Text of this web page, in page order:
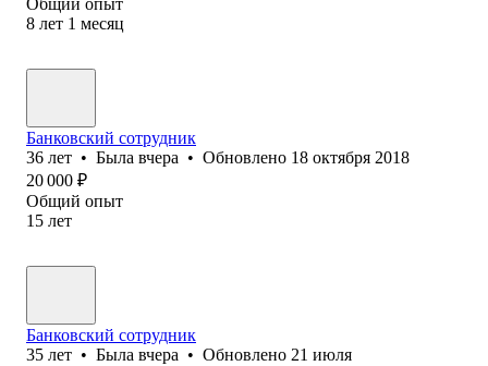
8 лет 1 месяц
Банковский сотрудник
36 лет • Была вчера • Обновлено 18 октября 2018
20 000 ₽
Общий опыт
15 лет
Банковский сотрудник
35 лет • Была вчера • Обновлено 21 июля